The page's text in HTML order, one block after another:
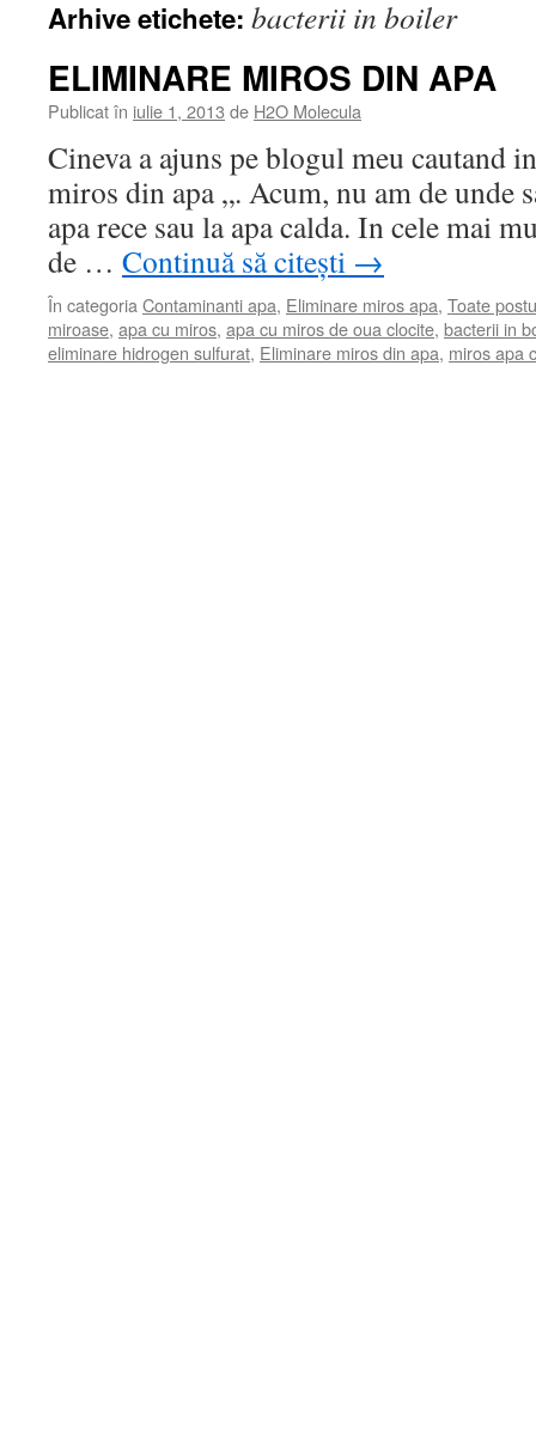
Arhive etichete: bacterii in boiler
ELIMINARE MIROS DIN APA
Publicat în iulie 1, 2013 de H2O Molecula
Cineva a ajuns pe blogul meu cautand
miros din apa „. Acum, nu am de unde
apa rece sau la apa calda. In cele mai
de … Continuă să citești →
În categoria Contaminanti apa, Eliminare miros apa, Toate
miroase, apa cu miros, apa cu miros de oua clocite, bacterii in
eliminare hidrogen sulfurat, Eliminare miros din apa, miros apa